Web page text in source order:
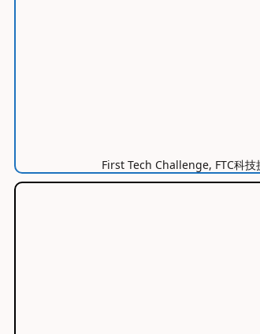
First Tech Challenge, FTC科技